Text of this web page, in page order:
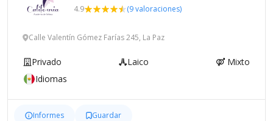
4.9 (9 valoraciones)
Calle Valentín Gómez Farías 245, La Paz
Privado Laico
Mixto
Idiomas
Informes Guardar